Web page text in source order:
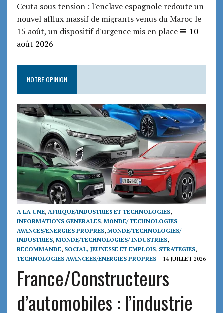
Ceuta sous tension : l'enclave espagnole redoute un
nouvel afflux massif de migrants venus du Maroc le
15 août, un dispositif d'urgence mis en place
10
août 2026
NOTRE OPINION
A LA UNE, AFRIQUE/INDUSTRIES ET TECHNOLOGIES,
INFORMATIONS GENERALES, MONDE/ TECHNOLOGIES
AVANCES/ENERGIES PROPRES, MONDE/TECHNOLOGIES/
INDUSTRIES, MONDE/TECHNOLOGIES/ INDUSTRIES,
RECOMMANDE, SOCIAL, JEUNESSE ET EMPLOIS, STRATEGIES,
TECHNOLOGIES AVANCEES/ENERGIES PROPRES
14 JUILLET 2026
France/Constructeurs
d’automobiles : l’industrie